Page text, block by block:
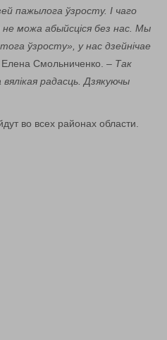
пажылога ўзросту. І чаго
можа абыйсціся без нас. Мы
ўзросту», у нас дзейнічае
Елена Смольниченко. – Так
радасць. Дзякуючы
во всех районах области.